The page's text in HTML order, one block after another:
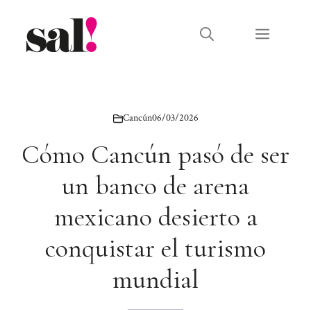
contenido
Menú
Cancún06/03/2026
Cómo Cancún pasó de ser
un banco de arena
mexicano desierto a
conquistar el turismo
mundial